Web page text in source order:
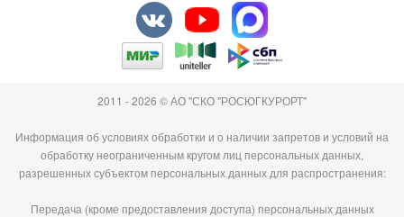
2011 - 2026 © АО "СКО "РОСЮГКУРОРТ"
Информация об условиях обработки и о наличии запретов и условий на
обработку неограниченным кругом лиц персональных данных,
разрешенных субъектом персональных данных для распространения:
Передача (кроме предоставления доступа) персональных данных